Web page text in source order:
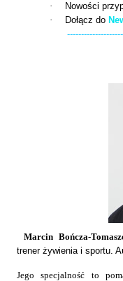
·
Nowości
·
Dołącz do
Marcin Bończa-
trener żywienia i sportu.
Jego specjalność to